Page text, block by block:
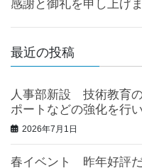
感謝と御礼を申し上げま
最近の投稿
人事部新設 技術教育
ポートなどの強化を行い
2026年7月1日
春イベント 昨年好評